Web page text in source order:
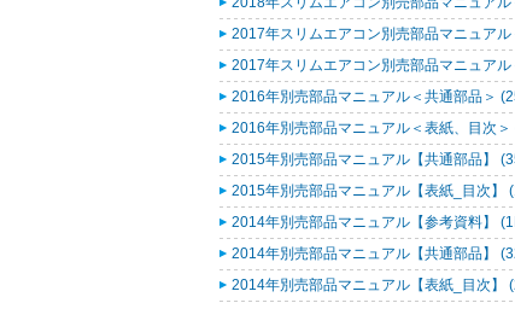
2017年スリムエアコン別売部品マニュア
2017年スリムエアコン別売部品マニュア
2016年別売部品マニュアル＜共通部品＞
2016年別売部品マニュアル＜表紙、目次
2015年別売部品マニュアル【共通部品】
2015年別売部品マニュアル【表紙_目次】
2014年別売部品マニュアル【参考資料】
2014年別売部品マニュアル【共通部品】
2014年別売部品マニュアル【表紙_目次】